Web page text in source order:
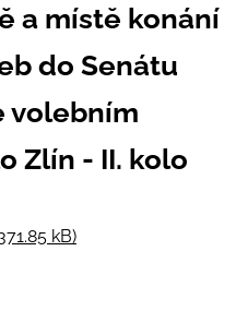
a místě konání
do Senátu
volebním
Zlín - II. kolo
kB)